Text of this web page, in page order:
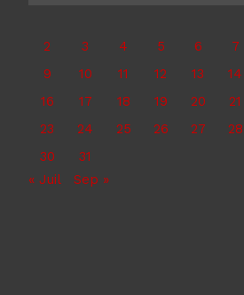
2
3 4 5 6 7
9
10 11 12 13 14
16
17 18 19 20 21
23
24 25 26 27 28
30
31
« Juil
Sep »